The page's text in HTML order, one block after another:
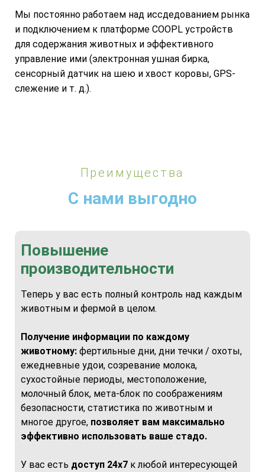
Мы постоянно работаем над иссдедованием рынка
и подключением к платформе COOPL устройств
для содержания животных и эффективного
управление ими (электронная ушная бирка,
сенсорный датчик на шею и хвост коровы, GPS-
слежение и т. д.).
Преимущества
С нами выгодно
Повышение
производительности
Теперь у вас есть полный контроль над каждым
животным и фермой в целом.
Получение информации по каждому
животному: фертильные дни, дни течки / охоты,
ежедневные удои, созревание молока,
сухостойные периоды, местоположение,
молочный блок, мета-блок по соображениям
безопасности, статистика по животным и
многое другое, позволяет вам максимально
эффективно использовать ваше стадо.
У вас есть доступ 24x7 к любой интересующей